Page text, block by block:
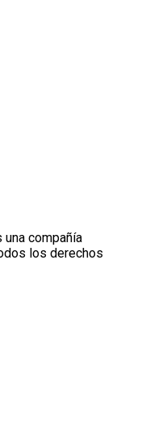
compañía
los derechos